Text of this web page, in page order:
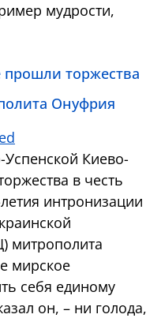
мудрости,
торжества
Онуфрия
Киево-
в честь
интронизации
митрополита
мирское
себя единому
он, – ни голода,